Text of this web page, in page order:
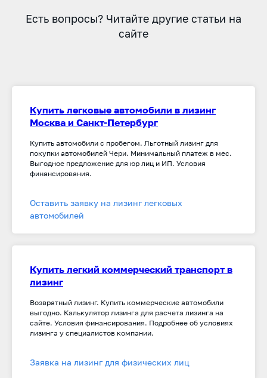
Есть вопросы? Читайте другие статьи на
сайте
Купить легковые автомобили в лизинг
Москва и Санкт-Петербург
Купить автомобили с пробегом. Льготный лизинг для
покупки автомобилей Чери. Минимальный платеж в мес.
Выгодное предложение для юр лиц и ИП. Условия
финансирования.
Оставить заявку на лизинг легковых
автомобилей
Купить легкий коммерческий транспорт в
лизинг
Возвратный лизинг. Купить коммерческие автомобили
выгодно. Калькулятор лизинга для расчета лизинга на
сайте. Условия финансирования. Подробнее об условиях
лизинга у специалистов компании.
Заявка на лизинг для физических лиц